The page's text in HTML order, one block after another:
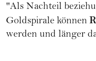
"Als Nachteil
Goldspirale können
werden und länger